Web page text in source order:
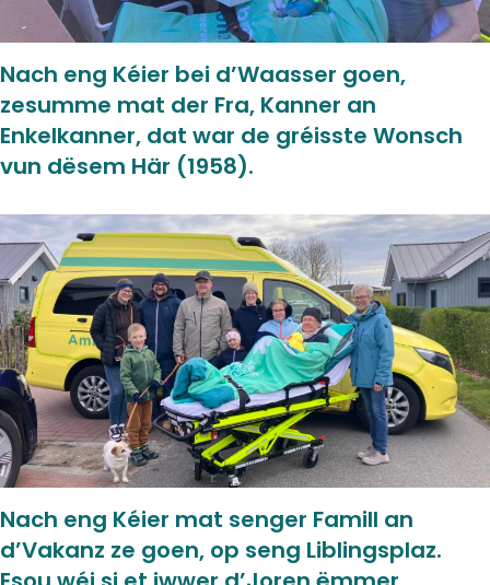
Nach eng Kéier bei d’Waasser goen,
zesumme mat der Fra, Kanner an
Enkelkanner, dat war de gréisste Wonsch
vun dësem Här (1958).
Nach eng Kéier mat senger Famill an
d’Vakanz ze goen, op seng Liblingsplaz.